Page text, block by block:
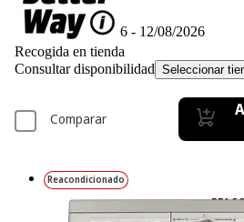
Disponible online
Entrega 11/08/2026 - 12/08/2026
Recogida en tienda
Consultar disponibilidad Seleccionar
Comparar
Reacondicionado